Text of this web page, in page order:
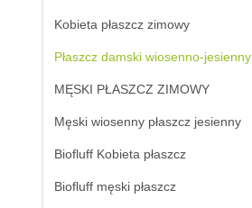
Kobieta płaszcz zimowy
Płaszcz damski wiosenno-jesienny
MĘSKI PŁASZCZ ZIMOWY
Męski wiosenny płaszcz jesienny
Biofluff Kobieta płaszcz
Biofluff męski płaszcz